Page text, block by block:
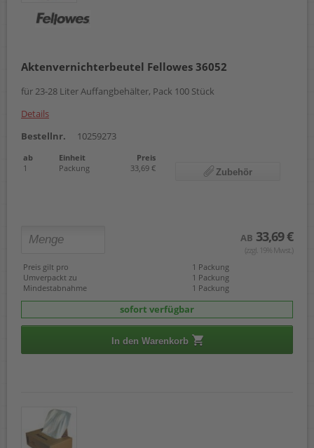
Aktenvernichterbeutel Fellowes 36052
für 23-28 Liter Auffangbehälter, Pack 100 Stück
Details
Bestellnr.
10259273
ab Einheit
Preis
1
Packung 33,69 € Zubehör
AB 33,69 €
(zzgl. 19% Mwst.)
Preis gilt pro
1 Packung
Umverpackt zu
1 Packung
Mindestabnahme
1 Packung
sofort verfügbar
In den Warenkorb